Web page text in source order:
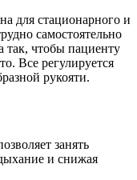
для стационарного и
самостоятельно
так, чтобы пациенту
Все регулируется
рукояти.
занять
и снижая